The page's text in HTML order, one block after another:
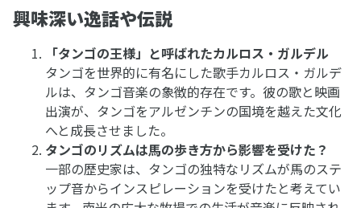
興味深い逸話や伝説
「タンゴの王様」と呼ばれたカルロス・ガルデル
タンゴを世界的に有名にした歌手カルロス・ガルデ
ルは、タンゴ音楽の象徴的存在です。彼の歌と映画
出演が、タンゴをアルゼンチンの国境を越えた文化
へと成長させました。
タンゴのリズムは馬の歩き方から影響を受けた？
一部の歴史家は、タンゴの独特なリズムが馬のステ
ップ音からインスピレーションを受けたと考えてい